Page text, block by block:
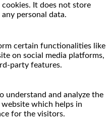
cookies. It does not store
any personal data.
certain functionalities like
on social media platforms,
party features.
understand and analyze the
which helps in
for the visitors.